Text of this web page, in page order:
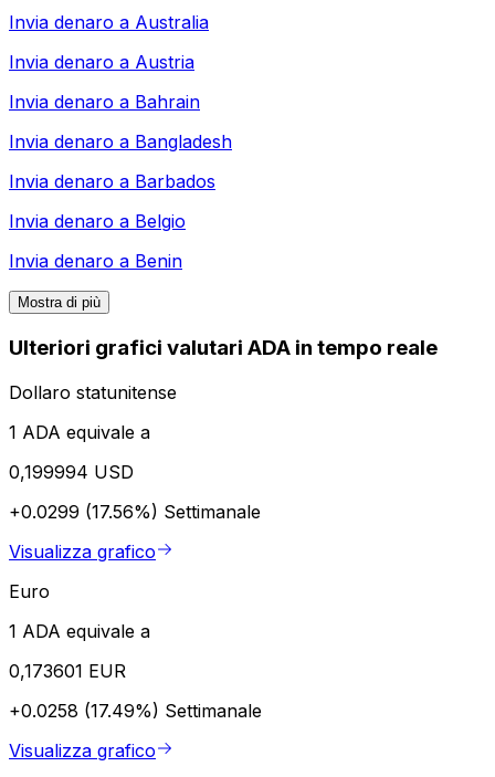
Invia denaro a Australia
Invia denaro a Austria
Invia denaro a Bahrain
Invia denaro a Bangladesh
Invia denaro a Barbados
Invia denaro a Belgio
Invia denaro a Benin
Mostra di più
Ulteriori grafici valutari ADA in tempo reale
Dollaro statunitense
1 ADA equivale a
0,199994 USD
+0.0299 (17.56%) Settimanale
Visualizza grafico
Euro
1 ADA equivale a
0,173601 EUR
+0.0258 (17.49%) Settimanale
Visualizza grafico